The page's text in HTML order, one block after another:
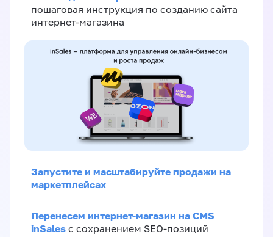
пошаговая инструкция по созданию сайта
интернет-магазина
Запустите и масштабируйте продажи на
маркетплейсах
Перенесем интернет-магазин на CMS
inSales с сохранением SEO-позиций